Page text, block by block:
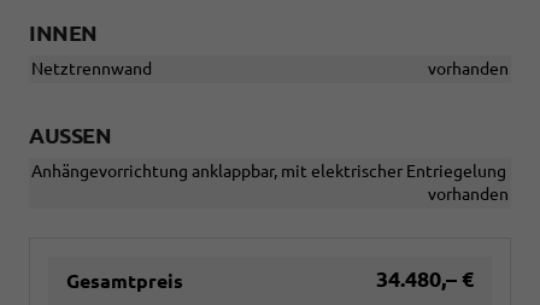
INNEN
Netztrennwand vorhanden
AUSSEN
Anhängevorrichtung anklappbar, mit elektrischer Entriegelung
vorhanden
Gesamtpreis 34.480,– €